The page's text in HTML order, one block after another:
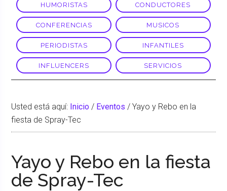
HUMORISTAS CONDUCTORES
CONFERENCIAS MUSICOS
PERIODISTAS INFANTILES
INFLUENCERS SERVICIOS
Usted está aquí: Inicio / Eventos / Yayo y Rebo en la
fiesta de Spray-Tec
Yayo y Rebo en la fiesta
de Spray-Tec